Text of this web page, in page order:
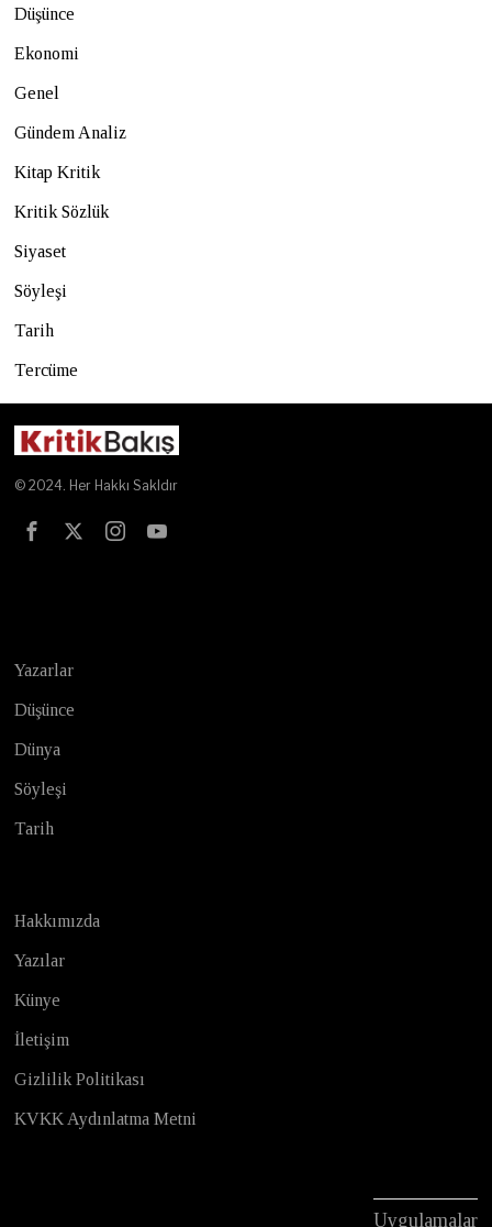
Düşünce
Ekonomi
Genel
Gündem Analiz
Kitap Kritik
Kritik Sözlük
Siyaset
Söyleşi
Tarih
Tercüme
© 2024. Her Hakkı Sakldır
Yazarlar
Düşünce
Dünya
Söyleşi
Tarih
Hakkımızda
Yazılar
Künye
İletişim
Gizlilik Politikası
KVKK Aydınlatma Metni
Uygulamalar